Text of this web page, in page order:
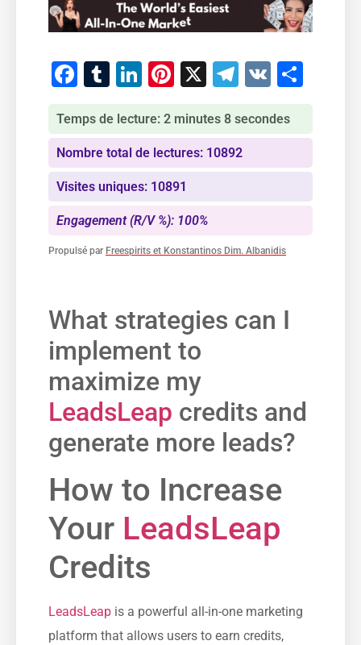
Facebook
Tumblr
LinkedIn
Pinterest
X Telegram
VK
Temps de lecture: 2 minutes 8 secondes
Nombre total de lectures: 10892
Visites uniques: 10891
Engagement (R/V %): 100%
Propulsé par Freespirits et Konstantinos Dim. Albanidis
​What strategies can I
implement to​
maximize my
LeadsLeap credits and
generate⁢ more⁣ leads?
How to Increase
Your LeadsLeap
Credits
LeadsLeap ⁤is a powerful all-in-one marketing
platform that allows users to earn credits,